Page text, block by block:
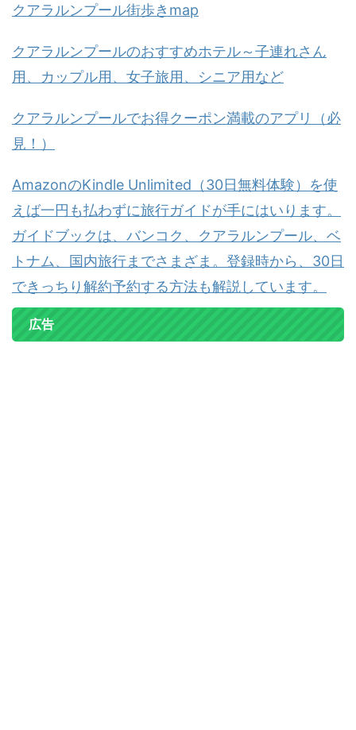
クアラルンプール街歩きmap
クアラルンプールのおすすめホテル～子連れさん
用、カップル用、女子旅用、シニア用など
クアラルンプールでお得クーポン満載のアプリ（必
見！）
AmazonのKindle Unlimited（30日無料体験）を使
えば一円も払わずに旅行ガイドが手にはいります。
ガイドブックは、バンコク、クアラルンプール、ベ
トナム、国内旅行までさまざま。登録時から、30日
できっちり解約予約する方法も解説しています。
広告